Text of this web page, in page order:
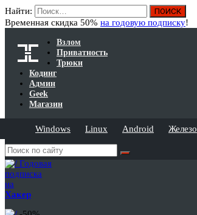
Найти:
Временная скидка 50% на годовую подписку!
Взлом
Приватность
Трюки
Кодинг
Админ
Geek
Магазин
Windows Linux Android Железо
Годовая
подписка
на
Хакер